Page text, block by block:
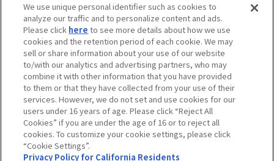
採用情報
サステナビリティ
お問い合わせ
ウェブサイトご利用条件 ソーシャルメディアポリシー
個人情報及び特定個人情報等の取り扱いに関する保護方針
Do Not Sell or Share My Personal Information著作権・商標について
カスタマーハラスメントに対する基本的な対応方針
We use unique personal identifier such as cookies to
analyze our traffic and to personalize content and ads.
Please click here to see more details about how we use
cookies and the retention period of each cookie. We may
sell or share information about your use of our website
to/with our analytics and advertising partners, who may
combine it with other information that you have provided
to them or that they have collected from your use of their
services. However, we do not set and use cookies for our
users under 16 years of age. Please click “Reject All
Cookies” if you are under the age of 16 or to reject all
cookies. To customize your cookie settings, please click
“Cookie Settings”.
Privacy Policy for California Residents